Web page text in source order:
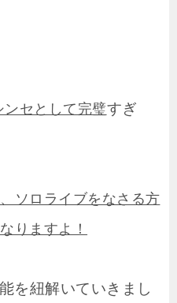
ンセとして完璧すぎ
ソロライブをなさる方
りますよ！
を紐解いていきまし